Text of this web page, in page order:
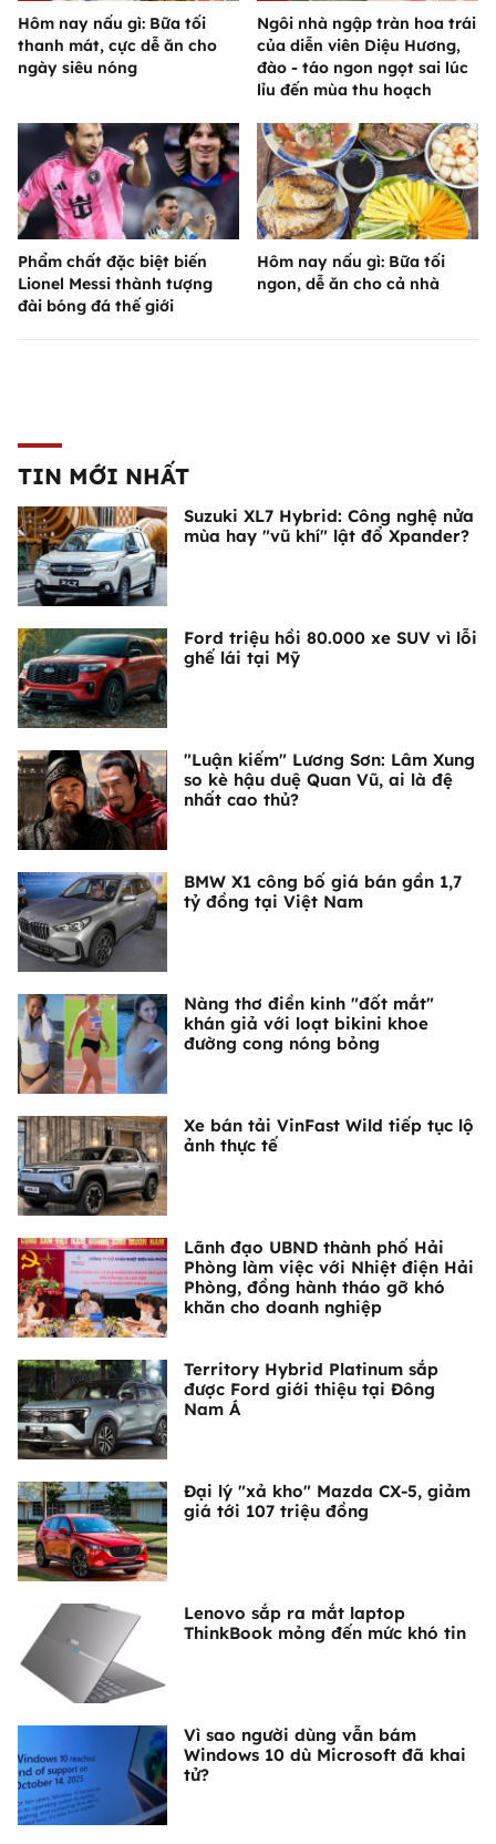
Hôm nay nấu gì: Bữa tối
thanh mát, cực dễ ăn cho
ngày siêu nóng
Ngôi nhà ngập tràn hoa trái
của diễn viên Diệu Hương,
đào - táo ngon ngọt sai lúc
lỉu đến mùa thu hoạch
Phẩm chất đặc biệt biến
Lionel Messi thành tượng
đài bóng đá thế giới
Hôm nay nấu gì: Bữa tối
ngon, dễ ăn cho cả nhà
TIN MỚI NHẤT
Suzuki XL7 Hybrid: Công nghệ nửa
mùa hay "vũ khí" lật đổ Xpander?
Ford triệu hồi 80.000 xe SUV vì lỗi
ghế lái tại Mỹ
"Luận kiếm" Lương Sơn: Lâm Xung
so kè hậu duệ Quan Vũ, ai là đệ
nhất cao thủ?
BMW X1 công bố giá bán gần 1,7
tỷ đồng tại Việt Nam
Nàng thơ điền kinh "đốt mắt"
khán giả với loạt bikini khoe
đường cong nóng bỏng
Xe bán tải VinFast Wild tiếp tục lộ
ảnh thực tế
Lãnh đạo UBND thành phố Hải
Phòng làm việc với Nhiệt điện Hải
Phòng, đồng hành tháo gỡ khó
khăn cho doanh nghiệp
Territory Hybrid Platinum sắp
được Ford giới thiệu tại Đông
Nam Á
Đại lý "xả kho" Mazda CX-5, giảm
giá tới 107 triệu đồng
Lenovo sắp ra mắt laptop
ThinkBook mỏng đến mức khó tin
Vì sao người dùng vẫn bám
Windows 10 dù Microsoft đã khai
tử?